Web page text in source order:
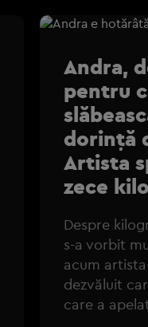
Andra,
pentru
dorință
Artista
zece
Despre
s-a vorbit
acum
dezvăluit
care a